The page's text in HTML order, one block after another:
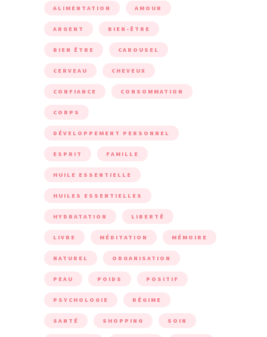
ALIMENTATION AMOUR
ARGENT BIEN-ÊTRE
BIEN ÊTRE CAROUSEL
CERVEAU CHEVEUX
CONFIANCE CONSOMMATION
CORPS
DÉVELOPPEMENT PERSONNEL
ESPRIT FAMILLE
HUILE ESSENTIELLE
HUILES ESSENTIELLES
HYDRATATION LIBERTÉ
LIVRE MÉDITATION MÉMOIRE
NATUREL ORGANISATION
PEAU POIDS POSITIF
PSYCHOLOGIE RÉGIME
SANTÉ SHOPPING SOIN